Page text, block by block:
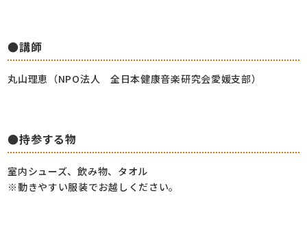
●講師
丸山理恵（NPO法人 全日本健康音楽研究会愛媛支部）
●持参する物
室内シューズ、飲み物、タオル
※動きやすい服装でお越しください。